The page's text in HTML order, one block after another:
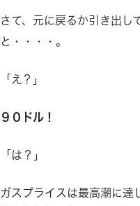
さて、元に戻るか引き出
と・・・・。
「え？」
９０ドル！
「は？」
ガスプライスは最高潮に達